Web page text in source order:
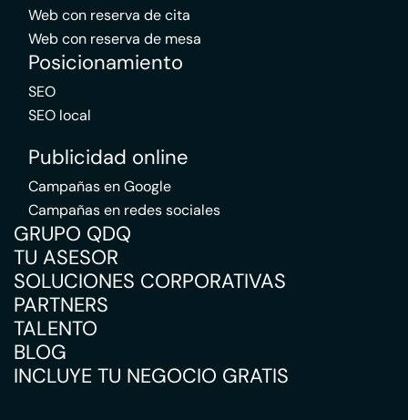
Web con reserva de cita
Web con reserva de mesa
Posicionamiento
SEO
SEO local
Publicidad online
Campañas en Google
Campañas en redes sociales
GRUPO QDQ
TU ASESOR
SOLUCIONES CORPORATIVAS
PARTNERS
TALENTO
BLOG
INCLUYE TU NEGOCIO GRATIS